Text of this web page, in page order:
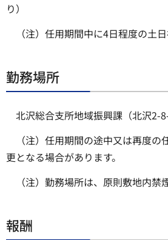
り）
（注）任用期間中に4日程度の土
勤務場所
北沢総合支所地域振興課（北沢2-8-
（注）任用期間の途中又は再度
更となる場合があります。
（注）勤務場所は、原則敷地内禁
報酬